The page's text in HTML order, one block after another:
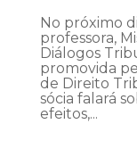
No próximo
professora,
Diálogos
promovida
de Direito
sócia falará
efeitos,...